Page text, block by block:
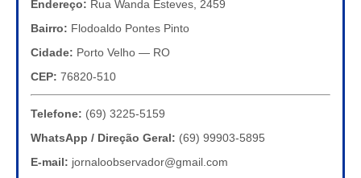
Endereço: Rua Wanda Esteves, 2459
Bairro: Flodoaldo Pontes Pinto
Cidade: Porto Velho — RO
CEP: 76820-510
Telefone: (69) 3225-5159
WhatsApp / Direção Geral: (69) 99903-5895
E-mail: jornaloobservador@gmail.com